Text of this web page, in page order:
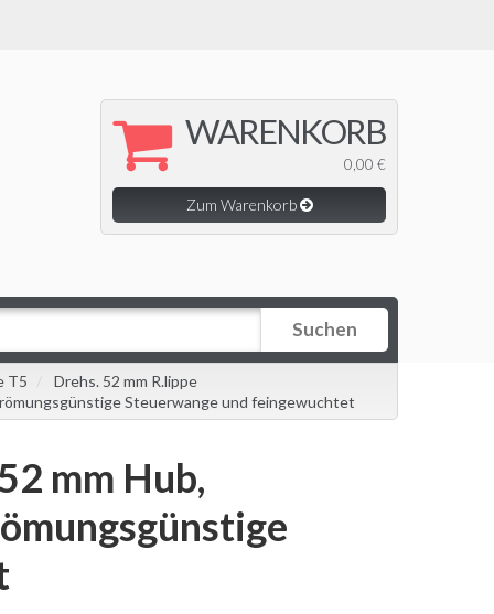
WARENKORB
0,00 €
Zum Warenkorb
Suchen
T5
Drehs. 52 mm R.lippe
Steuerwange und feingewuchtet
mm Hub,